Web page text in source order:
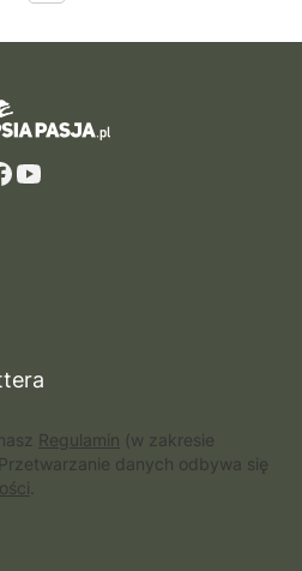
Regulamin (w zakresie
danych odbywa się